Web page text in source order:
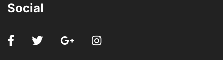
Social